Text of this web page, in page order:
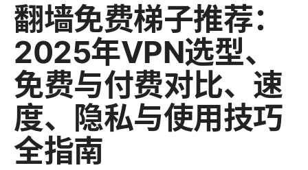
翻墙免费梯子推荐：
2025年VPN选型、
免费与付费对比、速
度、隐私与使用技巧
全指南